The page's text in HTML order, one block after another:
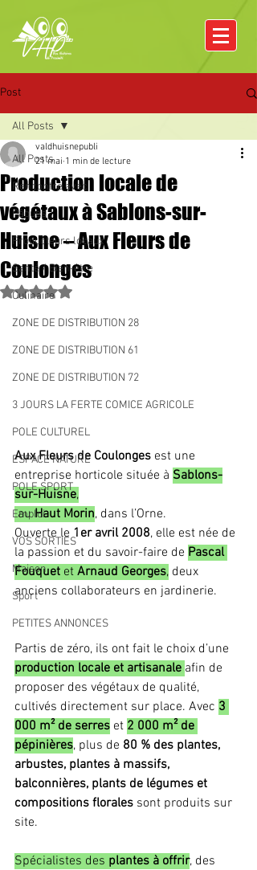
Post
All Posts
Rencontre avec
Pâques
Producteurs locaux
Santé / Bien-être
Culinaire
ZONE DE DISTRIBUTION 28
ZONE DE DISTRIBUTION 61
ZONE DE DISTRIBUTION 72
3 JOURS LA FERTE COMICE AGRICOLE
POLE CULTUREL
ESPACE NATURE
POLE SPORT
Emploi
VOS SORTIES
Maison
Sport
PETITES ANNONCES
All Posts
Production locale de
végétaux à Sablons-sur-
Huisne – Aux Fleurs de
Coulonges
valdhuisnepubli
21 mai 1 min de lecture
Noté NaN étoiles sur 5.
Aux Fleurs de Coulonges est une
entreprise horticole située à Sablons-
sur-Huisne,
au Haut Morin, dans l’Orne.
Ouverte le 1er avril 2008, elle est née de
la passion et du savoir-faire de Pascal
Fouquet et Arnaud Georges, deux
anciens collaborateurs en jardinerie.
Partis de zéro, ils ont fait le choix d’une
production locale et artisanale afin de
proposer des végétaux de qualité,
cultivés directement sur place. Avec 3
000 m² de serres et 2 000 m² de
pépinières, plus de 80 % des plantes,
arbustes, plantes à massifs,
balconnières, plants de légumes et
compositions florales sont produits sur
site.
Spécialistes des plantes à offrir, des